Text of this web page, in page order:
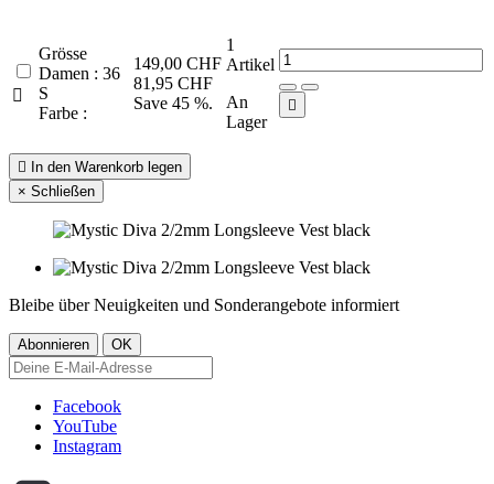

Grösse
Damen : 36
S
Farbe :
149,00 CHF
81,95 CHF
Save 45 %.
1
Artikel
An
Lager


In den Warenkorb legen
× Schließen
Bleibe über Neuigkeiten und Sonderangebote informiert
Facebook
YouTube
Instagram